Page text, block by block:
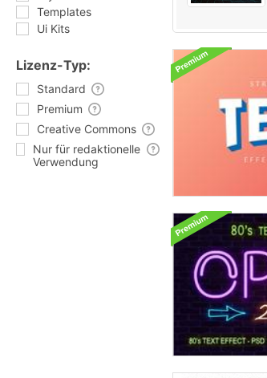
Templates
Ui Kits
Lizenz-Typ:
Standard
Premium
Creative Commons
Nur für redaktionelle
Verwendung